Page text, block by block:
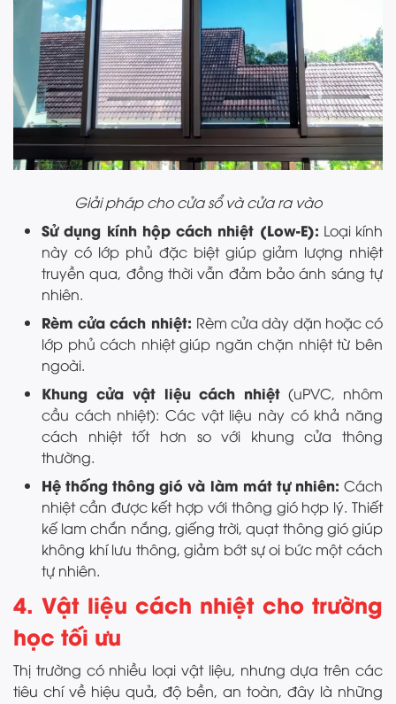
Giải pháp cho cửa sổ và cửa ra vào
Sử dụng kính hộp cách nhiệt (Low-E): Loại kính
này có lớp phủ đặc biệt giúp giảm lượng nhiệt
truyền qua, đồng thời vẫn đảm bảo ánh sáng tự
nhiên.
Rèm cửa cách nhiệt: Rèm cửa dày dặn hoặc có
lớp phủ cách nhiệt giúp ngăn chặn nhiệt từ bên
ngoài.
Khung cửa vật liệu cách nhiệt (uPVC, nhôm
cầu cách nhiệt): Các vật liệu này có khả năng
cách nhiệt tốt hơn so với khung cửa thông
thường.
Hệ thống thông gió và làm mát tự nhiên: Cách
nhiệt cần được kết hợp với thông gió hợp lý. Thiết
kế lam chắn nắng, giếng trời, quạt thông gió giúp
không khí lưu thông, giảm bớt sự oi bức một cách
tự nhiên.
4. Vật liệu cách nhiệt cho trường
học tối ưu
Thị trường có nhiều loại vật liệu, nhưng dựa trên các
tiêu chí về hiệu quả, độ bền, an toàn, đây là những